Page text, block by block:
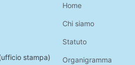
stampa)
Home
Chi siamo
Statuto
Organigramma